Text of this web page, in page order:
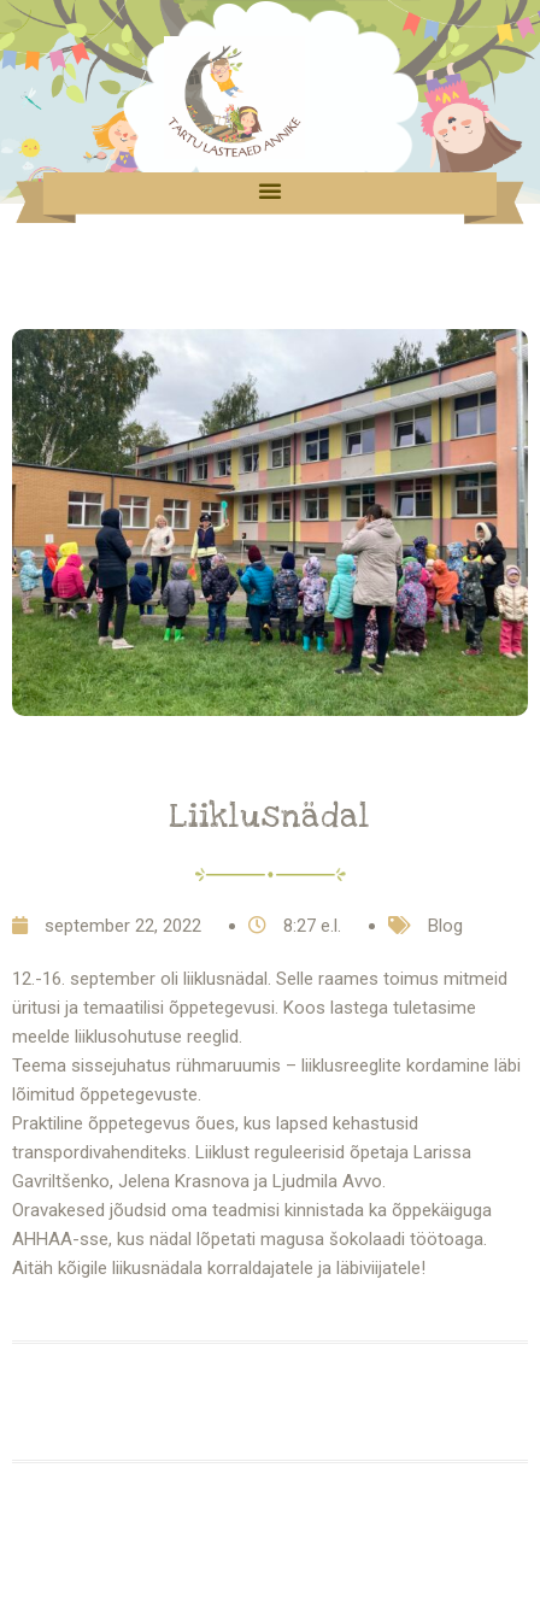
Liiklusnädal
september 22, 2022 8:27 e.l. Blog
12.-16. september oli liiklusnädal. Selle raames toimus mitmeid
üritusi ja temaatilisi õppetegevusi. Koos lastega tuletasime
meelde liiklusohutuse reeglid.
Teema sissejuhatus rühmaruumis – liiklusreeglite kordamine läbi
lõimitud õppetegevuste.
Praktiline õppetegevus õues, kus lapsed kehastusid
transpordivahenditeks. Liiklust reguleerisid õpetaja Larissa
Gavriltšenko, Jelena Krasnova ja Ljudmila Avvo.
Oravakesed jõudsid oma teadmisi kinnistada ka õppekäiguga
AHHAA-sse, kus nädal lõpetati magusa šokolaadi töötoaga.
Aitäh kõigile liikusnädala korraldajatele ja läbiviijatele!